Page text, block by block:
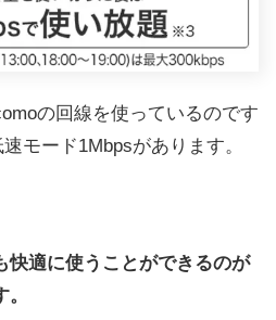
の回線を使っているのです
モード1Mbpsがあります。
快適に使うことができるのが